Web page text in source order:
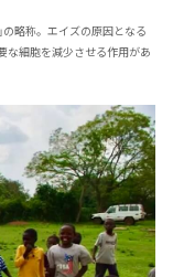
の略称。エイズの原因となる
な細胞を減少させる作用があ